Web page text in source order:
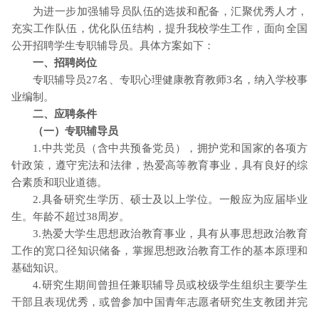
为进一步加强辅导员队伍的选拔和配备，汇聚优秀人才，
充实工作队伍，优化队伍结构，提升我校学生工作，面向全国
公开招聘学生专职辅导员。具体方案如下：
一、招聘岗位
专职辅导员27名、专职心理健康教育教师3名，纳入学校事
业编制。
二、应聘条件
（一）专职辅导员
1.中共党员（含中共预备党员），拥护党和国家的各项方
针政策，遵守宪法和法律，热爱高等教育事业，具有良好的综
合素质和职业道德。
2.具备研究生学历、硕士及以上学位。一般应为应届毕业
生。年龄不超过38周岁。
3.热爱大学生思想政治教育事业，具有从事思想政治教育
工作的宽口径知识储备，掌握思想政治教育工作的基本原理和
基础知识。
4.研究生期间曾担任兼职辅导员或校级学生组织主要学生
干部且表现优秀，或曾参加中国青年志愿者研究生支教团并完